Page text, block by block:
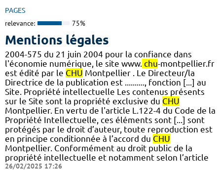
PAGES
relevance: 75%
Mentions légales
2004-575 du 21 juin 2004 pour la confiance dans
l'économie numérique, le site www. chu-montpellier.fr
est édité par le CHU Montpellier . Le Directeur/la
Directrice de la publication est .........., fonction [...] au
Site. Propriété intellectuelle Les contenus présents
sur le Site sont la propriété exclusive du CHU
Montpellier. En vertu de l'article L.122-4 du Code de la
Propriété Intellectuelle, ces éléments sont [...] sont
protégés par le droit d’auteur, toute reproduction est
en principe conditionnée à l’accord du CHU
Montpellier. Conformément au droit public de la
propriété intellectuelle et notamment selon l’article
26/02/2025 17:26